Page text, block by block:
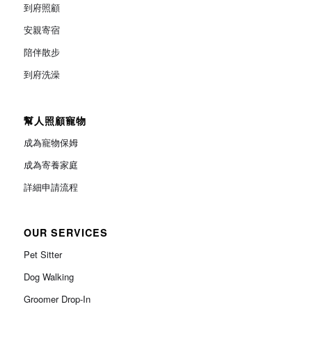
到府照顧
安親寄宿
陪伴散步
到府洗澡
幫人照顧寵物
成為寵物保姆
成為寄養家庭
詳細申請流程
OUR SERVICES
Pet Sitter
Dog Walking
Groomer Drop-In